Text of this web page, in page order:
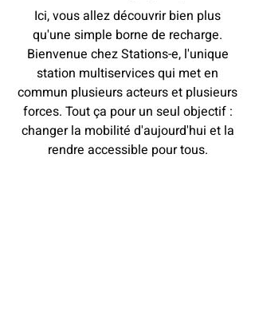
Ici, vous allez découvrir bien plus
qu'une simple borne de recharge.
Bienvenue chez Stations-e, l'unique
station multiservices qui met en
commun plusieurs acteurs et plusieurs
forces. Tout ça pour un seul objectif :
changer la mobilité d'aujourd'hui et la
rendre accessible pour tous.